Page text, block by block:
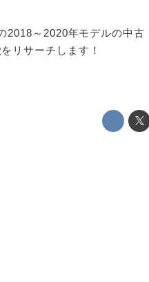
2018～2020年モデルの中古
リサーチします！